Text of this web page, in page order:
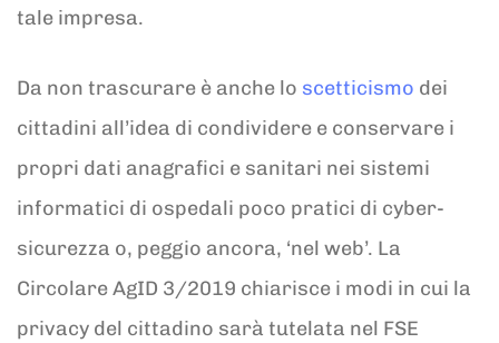
tale impresa.
Da non trascurare è anche lo scetticismo dei
cittadini all’idea di condividere e conservare i
propri dati anagrafici e sanitari nei sistemi
informatici di ospedali poco pratici di cyber-
sicurezza o, peggio ancora, ‘nel web’. La
Circolare AgID 3/2019 chiarisce i modi in cui la
privacy del cittadino sarà tutelata nel FSE